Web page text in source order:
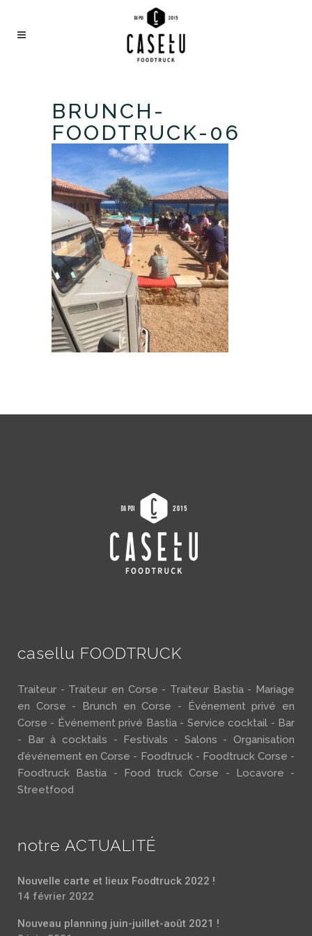
BRUNCH-
FOODTRUCK-06
casellu FOODTRUCK
Traiteur - Traiteur en Corse - Traiteur Bastia - Mariage
en Corse - Brunch en Corse - Événement privé en
Corse - Événement privé Bastia - Service cocktail - Bar
- Bar à cocktails - Festivals - Salons - Organisation
d’événement en Corse - Foodtruck - Foodtruck Corse -
Foodtruck Bastia - Food truck Corse - Locavore -
Streetfood
notre ACTUALITÉ
Nouvelle carte et lieux Foodtruck 2022 !
14 février 2022
Nouveau planning juin-juillet-août 2021 !